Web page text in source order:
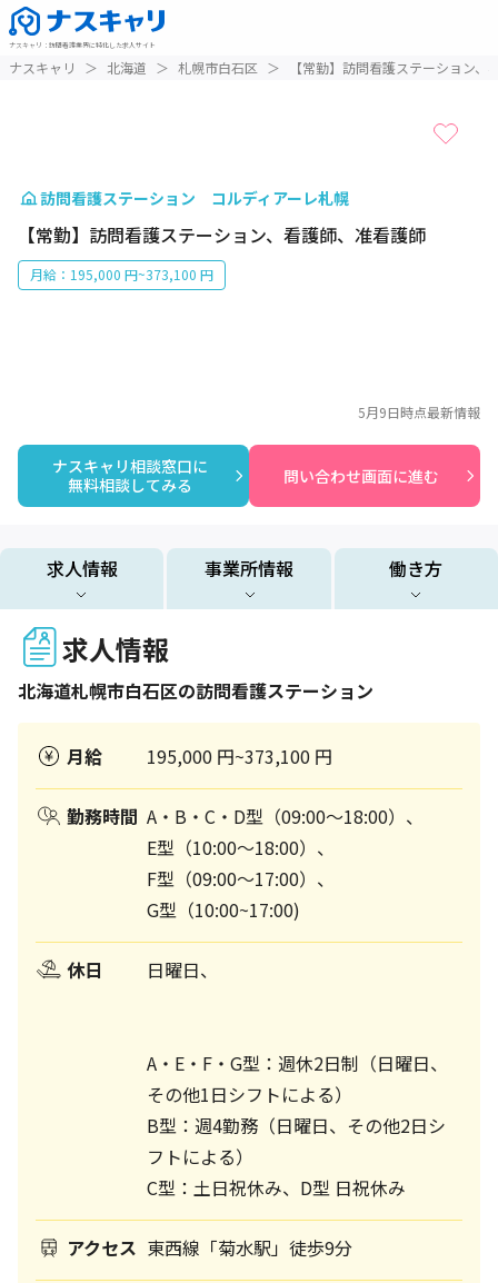
ナスキャリ ： 訪問看護業界に特化した求人サイト
ナスキャリ ＞ 北海道 ＞ 札幌市白石区 ＞ 【常勤】訪問看護ステーション、
訪問看護ステーション コルディアーレ札幌
【常勤】訪問看護ステーション、看護師、准看護師
月給：195,000 円~373,100 円
ナスキャリ相談窓口に
無料相談してみる
問い合わせ画面に進む
5月9日時点最新情報
求人情報 事業所情報 働き方
求人情報
北海道札幌市白石区の訪問看護ステーション
月給 195,000 円~373,100 円
勤務時間 A・B・C・D型（09:00～18:00）、
E型（10:00～18:00）、
F型（09:00～17:00）、
G型（10:00~17:00)
休日 日曜日、
A・E・F・G型：週休2日制（日曜日、
その他1日シフトによる）
B型：週4勤務（日曜日、その他2日シ
フトによる）
C型：土日祝休み、D型 日祝休み
アクセス 東西線「菊水駅」徒歩9分